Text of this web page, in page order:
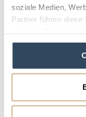
soziale Medien,
Partner führen
haben oder die sie